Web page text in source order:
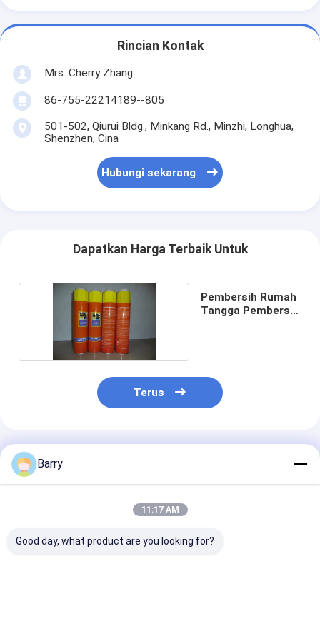
Rincian Kontak
Mrs. Cherry Zhang
86-755-22214189--805
501-502, Qiurui Bldg., Minkang Rd., Minzhi, Longhua,
Shenzhen, Cina
Hubungi sekarang
Dapatkan Harga Terbaik Untuk
Pembersih Rumah
Tangga Pembersih
Terus
Rekomendasi Produk
Barry
11:17 AM
Good day, what product are you looking for?